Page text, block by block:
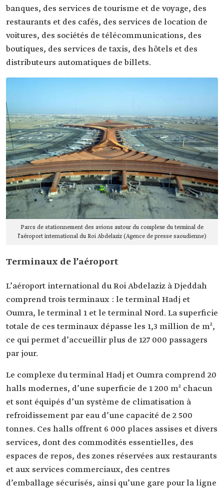
banques, des services de tourisme et de voyage, des
restaurants et des cafés, des services de location de
voitures, des sociétés de télécommunications, des
boutiques, des services de taxis, des hôtels et des
distributeurs automatiques de billets.
Parcs de stationnement des avions autour du complexe du terminal de
l’aéroport international du Roi Abdelaziz (Agence de presse saoudienne)
Terminaux de l’aéroport
L’aéroport international du Roi Abdelaziz à Djeddah
comprend trois terminaux : le terminal Hadj et
Oumra, le terminal 1 et le terminal Nord. La superficie
totale de ces terminaux dépasse les 1,3 million de m²,
ce qui permet d’accueillir plus de 127 000 passagers
par jour.
Le complexe du terminal Hadj et Oumra comprend 20
halls modernes, d’une superficie de 1 200 m² chacun
et sont équipés d’un système de climatisation à
refroidissement par eau d’une capacité de 2 500
tonnes. Ces halls offrent 6 000 places assises et divers
services, dont des commodités essentielles, des
espaces de repos, des zones réservées aux restaurants
et aux services commerciaux, des centres
d’emballage sécurisés, ainsi qu’une gare pour la ligne